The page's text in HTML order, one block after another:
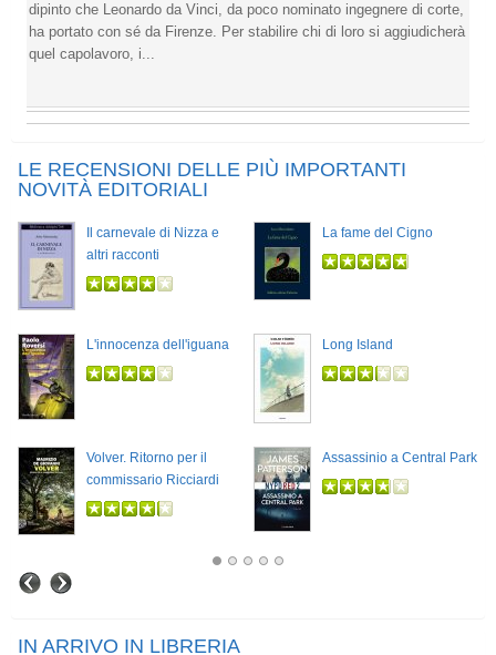
dipinto che Leonardo da Vinci, da poco nominato ingegnere di corte,
ha portato con sé da Firenze. Per stabilire chi di loro si aggiudicherà
quel capolavoro, i...
LE RECENSIONI DELLE PIÙ IMPORTANTI
NOVITÀ EDITORIALI
Il carnevale di Nizza e
altri racconti
La fame del Cigno
L'innocenza dell'iguana Long Island
Volver. Ritorno per il
commissario Ricciardi
Assassinio a Central Park
IN ARRIVO IN LIBRERIA